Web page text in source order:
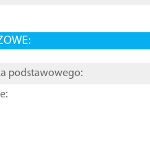
podstawowego: